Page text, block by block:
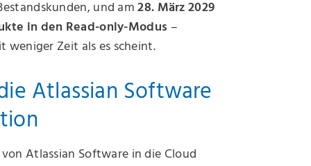
und am28. März 2029
in den Read-only-Modus –
weniger Zeit als es scheint.
Atlassian Software
Atlassian Software in die Cloud